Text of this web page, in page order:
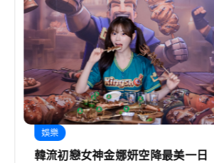
娛樂
阿妹妹為《東！帶我走》合體拍宣